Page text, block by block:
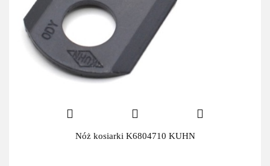
Nóż kosiarki K6804710 KUHN